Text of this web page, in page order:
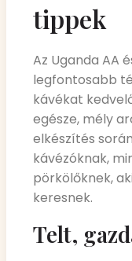
tippek
Az Uganda AA
legfontosabb
kávékat
egésze, mély
elkészítés
kávézóknak,
pörkölőknek,
keresnek.
Telt,